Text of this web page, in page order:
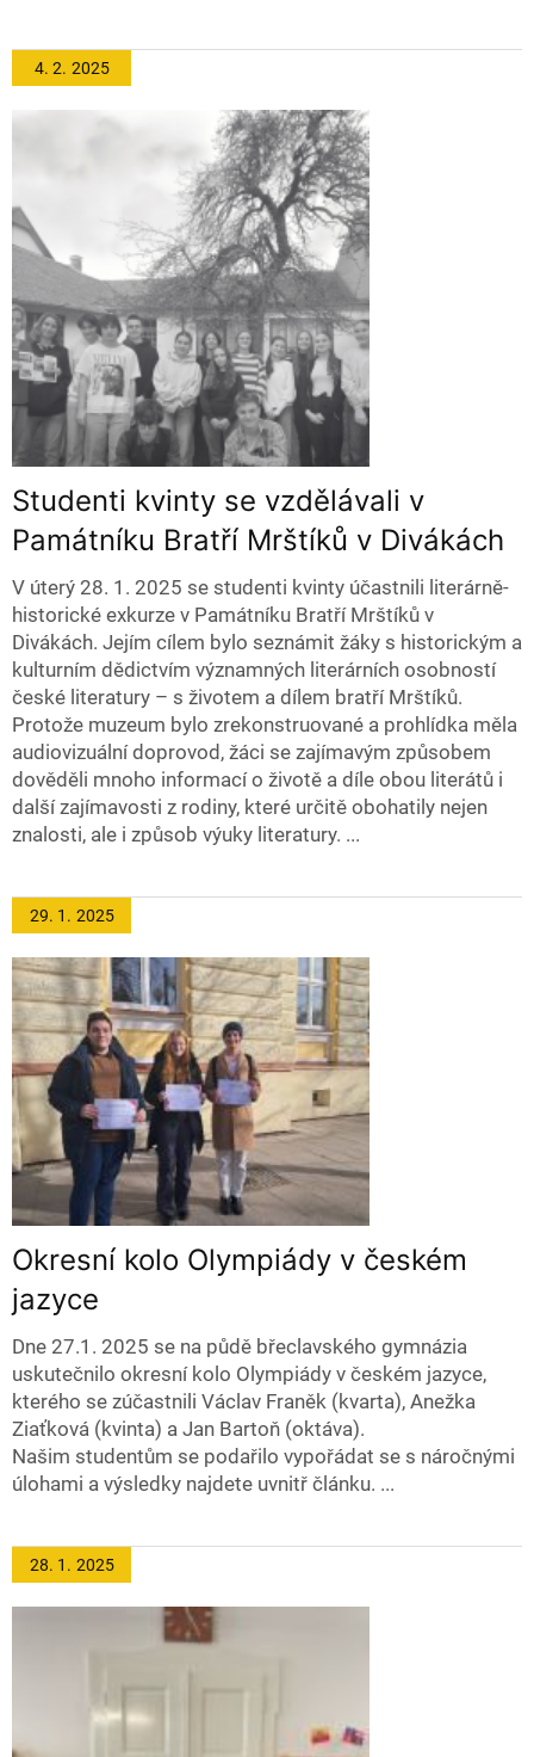
4. 2. 2025
Studenti kvinty se vzdělávali v
Památníku Bratří Mrštíků v Divákách
V úterý 28. 1. 2025 se studenti kvinty účastnili literárně-
historické exkurze v Památníku Bratří Mrštíků v
Divákách. Jejím cílem bylo seznámit žáky s historickým a
kulturním dědictvím významných literárních osobností
české literatury – s životem a dílem bratří Mrštíků.
Protože muzeum bylo zrekonstruované a prohlídka měla
audiovizuální doprovod, žáci se zajímavým způsobem
dověděli mnoho informací o životě a díle obou literátů i
další zajímavosti z rodiny, které určitě obohatily nejen
znalosti, ale i způsob výuky literatury. ...
29. 1. 2025
Okresní kolo Olympiády v českém
jazyce
Dne 27.1. 2025 se na půdě břeclavského gymnázia
uskutečnilo okresní kolo Olympiády v českém jazyce,
kterého se zúčastnili Václav Franěk (kvarta), Anežka
Ziaťková (kvinta) a Jan Bartoň (oktáva).
Našim studentům se podařilo vypořádat se s náročnými
úlohami a výsledky najdete uvnitř článku. ...
28. 1. 2025